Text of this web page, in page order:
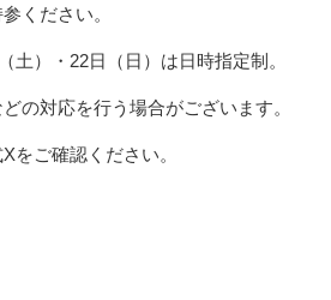
ください。
土）・22日（日）は日時指定制。
の対応を行う場合がございます。
をご確認ください。